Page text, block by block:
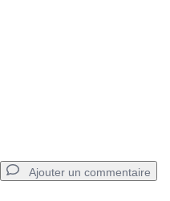
Ajouter un commentaire